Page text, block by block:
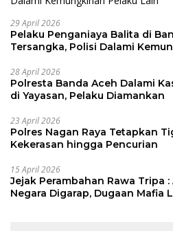
29 April 2026
Pelaku Penganiaya Balita di
Tersangka, Polisi Dalami
28 April 2026
Polresta Banda Aceh Dalami
di Yayasan, Pelaku Diamankan
23 April 2026
Polres Nagan Raya Tetapkan
Kekerasan hingga Pencurian
15 April 2026
Jejak Perambahan Rawa Tripa :
Negara Digarap, Dugaan Mafia